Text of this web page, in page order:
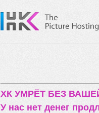
ХК УМРЁТ БЕЗ
У нас нет денег